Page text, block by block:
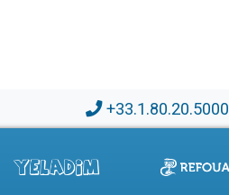
+33.1.80.20.5000